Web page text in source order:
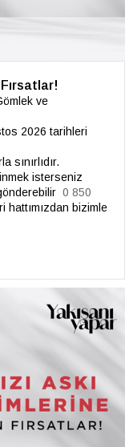
Fırsatlar!
ve
2026 tarihleri
sınırlıdır.
isterseniz
0 850
hattımızdan bizimle